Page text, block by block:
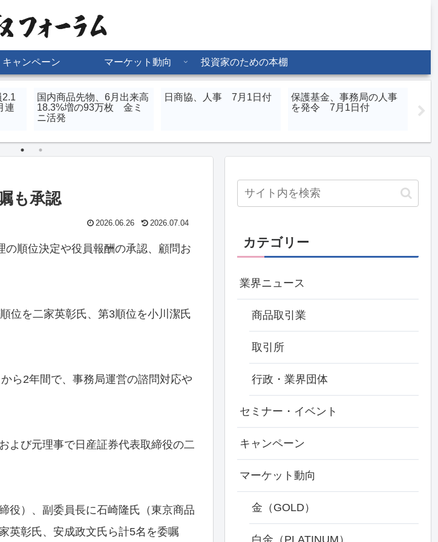
キャンペーン マーケット動向 投資家のための本棚
2.1
連
国内商品先物、6月出来高
18.3%増の93万枚 金ミ
ニ活発
日商協、人事 7月1日付
保護基金、事務局の人事
を発令 7月1日付
章
る
も承認
2026.06.26 2026.07.04
順位決定や役員報酬の承認、顧問お
位を二家英彰氏、第3順位を小川潔氏
ら2年間で、事務局運営の諮問対応や
よび元理事で日産証券代表取締役の二
役）、副委員長に石崎隆氏（東京商品
英彰氏、安成政文氏ら計5名を委嘱
カテゴリー
業界ニュース
商品取引業
取引所
行政・業界団体
セミナー・イベント
キャンペーン
マーケット動向
金（GOLD）